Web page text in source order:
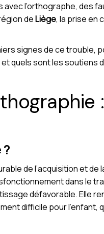
l’orthographe, des
deLiège, la prise en
signes de ce trouble,
et quels sont les soutiens
de l’acquisition et de
dans le
défavorable. Elle
difficile pour l’enfant,